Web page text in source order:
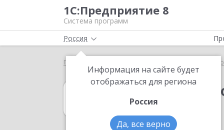
1С:Предприятие 8
Система программ
Россия
Информация на сайте будет
отображаться для региона
Россия
Да, все верно
Главная Выбор
1С:Бюджетная
в Нефтекамске